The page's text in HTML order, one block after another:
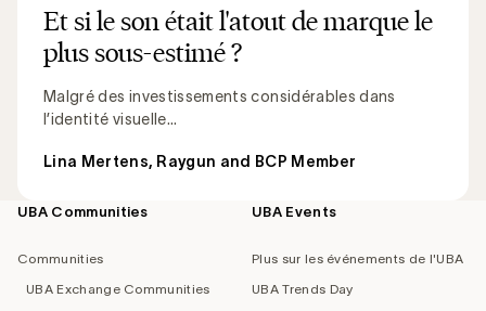
Et si le son était l'atout de marque le
plus sous-estimé ?
Malgré des investissements considérables dans
l’identité visuelle...
Lina Mertens, Raygun and BCP Member
Footer
UBA Communities
Communities
UBA Exchange Communities
UBA Events
Plus sur les événements de l'UBA
UBA Trends Day